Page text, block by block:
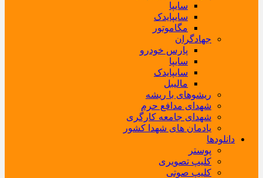
سایپا
سایپایدک
مگاموتور
جهادگران
پارس خودرو
سایپا
سایپایدک
مالیبل
ریشوهای با ریشه
شهدای مدافع حرم
شهدای جامعه کارگری
یادمان های شهدا کشور
دانلودها
پوستر
کلیپ تصویری
کلیپ صوتی